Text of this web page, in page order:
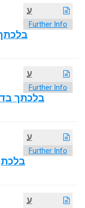
ע
Further Info
ע
Further Info
בלכתך
ע
Further Info
ע